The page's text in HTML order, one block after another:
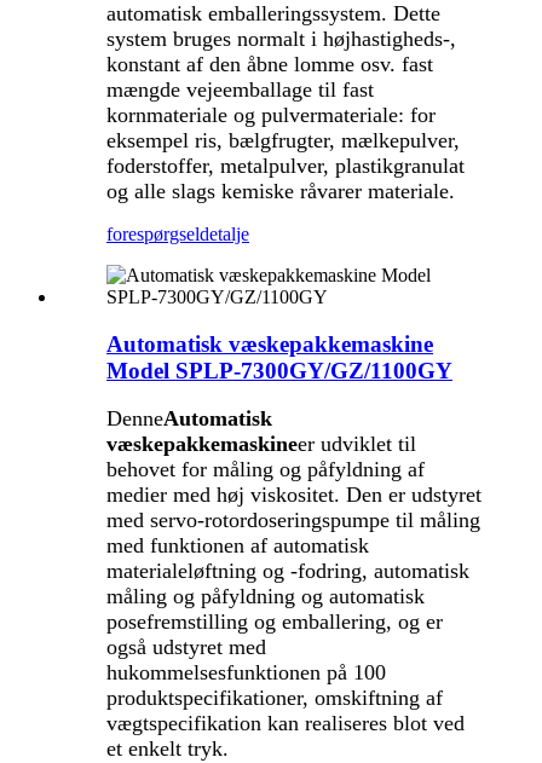
automatisk emballeringssystem. Dette
system bruges normalt i højhastigheds-,
konstant af den åbne lomme osv. fast
mængde vejeemballage til fast
kornmateriale og pulvermateriale: for
eksempel ris, bælgfrugter, mælkepulver,
foderstoffer, metalpulver, plastikgranulat
og alle slags kemiske råvarer materiale.
forespørgseldetalje
Automatisk væskepakkemaskine
Model SPLP-7300GY/GZ/1100GY
DenneAutomatisk
væskepakkemaskineer udviklet til
behovet for måling og påfyldning af
medier med høj viskositet. Den er udstyret
med servo-rotordoseringspumpe til måling
med funktionen af ​​automatisk
materialeløftning og -fodring, automatisk
måling og påfyldning og automatisk
posefremstilling og emballering, og er
også udstyret med
hukommelsesfunktionen på 100
produktspecifikationer, omskiftning af
vægtspecifikation kan realiseres blot ved
et enkelt tryk.